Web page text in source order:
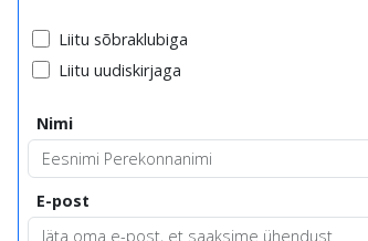
Liitu sõbraklubiga
Liitu uudiskirjaga
Nimi
E-post